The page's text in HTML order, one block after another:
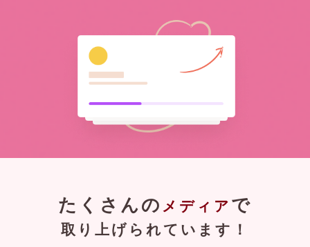
たくさんの メディア で
取り上げられています！